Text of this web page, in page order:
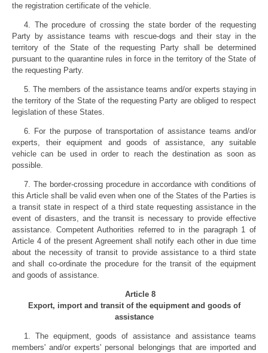
the registration certificate of the vehicle.
4. The procedure of crossing the state border of the requesting
Party by assistance teams with rescue-dogs and their stay in the
territory of the State of the requesting Party shall be determined
pursuant to the quarantine rules in force in the territory of the State of
the requesting Party.
5. The members of the assistance teams and/or experts staying in
the territory of the State of the requesting Party are obliged to respect
legislation of these States.
6. For the purpose of transportation of assistance teams and/or
experts, their equipment and goods of assistance, any suitable
vehicle can be used in order to reach the destination as soon as
possible.
7. The border-crossing procedure in accordance with conditions of
this Article shall be valid even when one of the States of the Parties is
a transit state in respect of a third state requesting assistance in the
event of disasters, and the transit is necessary to provide effective
assistance. Competent Authorities referred to in the paragraph 1 of
Article 4 of the present Agreement shall notify each other in due time
about the necessity of transit to provide assistance to a third state
and shall co-ordinate the procedure for the transit of the equipment
and goods of assistance.
Article 8
Export, import and transit of the equipment and goods of
assistance
1. The equipment, goods of assistance and assistance teams
members' and/or experts' personal belongings that are imported and